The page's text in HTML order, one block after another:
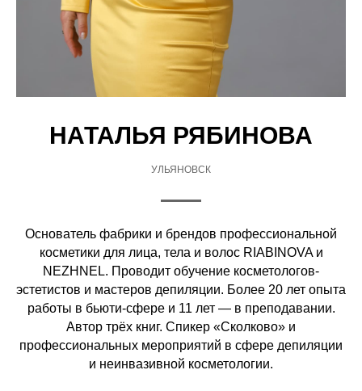
НАТАЛЬЯ РЯБИНОВА
УЛЬЯНОВСК
Основатель фабрики и брендов профессиональной
косметики для лица, тела и волос RIABINOVA и
NEZHNEL. Проводит обучение косметологов-
эстетистов и мастеров депиляции. Более 20 лет опыта
работы в бьюти-сфере и 11 лет — в преподавании.
Автор трёх книг. Спикер «Сколково» и
профессиональных мероприятий в сфере депиляции
и неинвазивной косметологии.